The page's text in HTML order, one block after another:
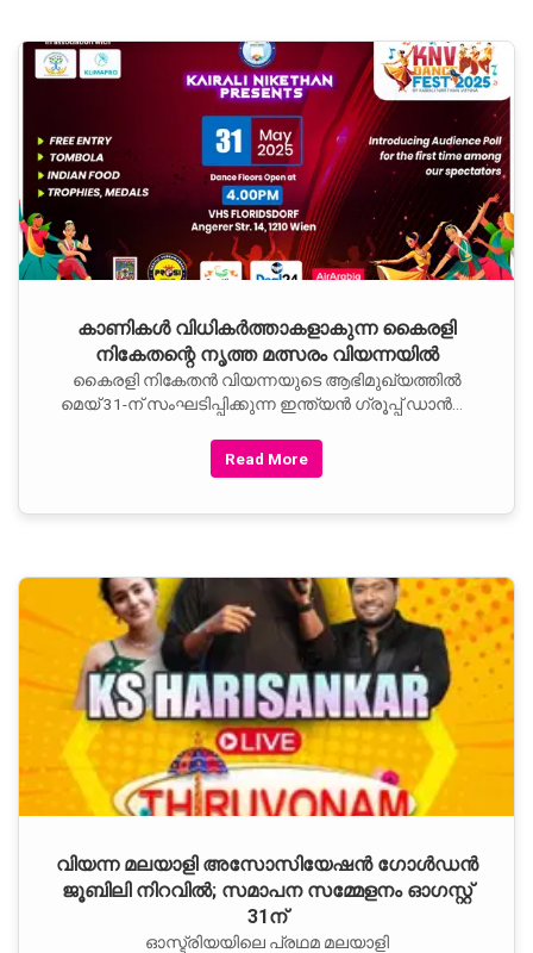
കലാകാരന്മാരും, ഈ രംഗത്ത് പ്രവർത്തിക്കാൻ
ആഗ്രഹിക്കുന്ന പ്രവാസി മലയാളി കലാകാരന്മാരും,
ചലച്ചിത്ര ആസ്വാദകരുമാണ് ഈ കൂട്ടായ്മയിലെ
അംഗങ്ങൾ. സിനിമകൾ, ഡോക്യുമെന്ററികൾ, സംഗീത
ആൽബങ്ങൾ, നാടകോത്സവം, റിയാലിറ്റി ഷോകൾ,
ടെലിവിഷൻ പരിപാടികൾ
കാണികള്‍ വിധികര്‍ത്താകളാകുന്ന കൈരളി
നികേതന്റെ നൃത്ത മത്സരം വിയന്നയില്‍
കൈരളി നികേതന്‍ വിയന്നയുടെ ആഭിമുഖ്യത്തില്‍
മെയ് 31-ന് സംഘടിപ്പിക്കുന്ന ഇന്ത്യന്‍ ഗ്രൂപ്പ് ഡാന്‍സ്
Read More
വിയന്ന മലയാളി അസോസിയേഷന്‍ ഗോള്‍ഡന്‍
ജൂബിലി നിറവില്‍; സമാപന സമ്മേളനം ഓഗസ്റ്റ്
31ന്
ഓസ്ട്രിയയിലെ പ്രഥമ മലയാളി